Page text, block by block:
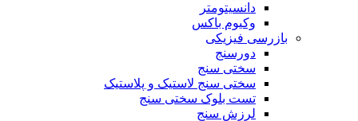
دانسیتومتر
وکیوم باکس
بازرسی فیزیکی
دورسنج
سختی سنج
سختی سنج لاستیک و پلاستیک
تست بلوک سختی سنج
لرزش سنج